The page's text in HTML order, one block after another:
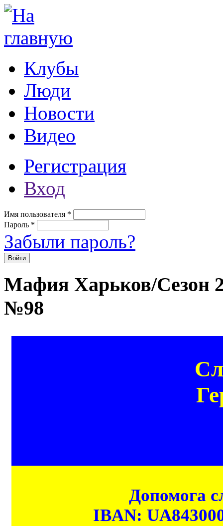
Перейти к основному содержанию
Клубы
Люди
Новости
Видео
Регистрация
Вход
Имя пользователя *
Пароль *
Забыли пароль?
Мафия Харьков/Сезон
№98
Допомога
IBAN: